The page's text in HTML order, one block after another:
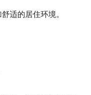
适的居住环境。